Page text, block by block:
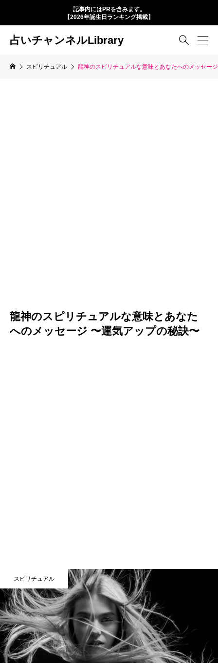
記事内にはPRを含みます。
【2026年誕生日ランキング掲載】
占いチャンネルLibrary 
スピリチュアル 龍神のスピリチュアルな意味とあなたへのメッセー
龍神のスピリチュアルな意味とあなた
へのメッセージ 〜運気アップの秘訣〜
スピリチュアル